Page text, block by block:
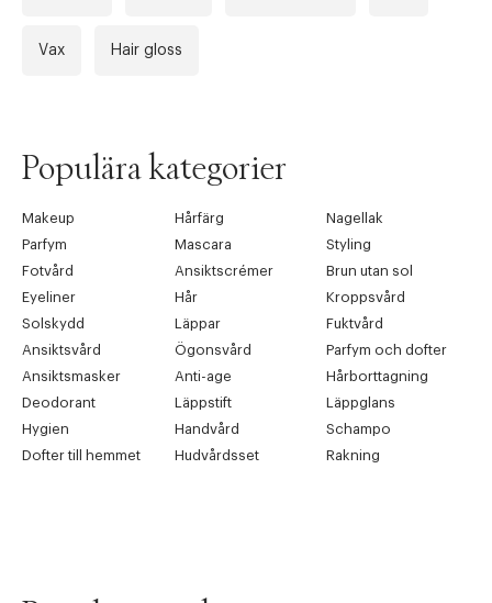
Vax Hair gloss
Populära kategorier
Makeup Hårfärg
Nagellak
Parfym
Mascara
Styling
Fotvård
Ansiktscrémer
Brun utan sol
Eyeliner
Hår
Kroppsvård
Solskydd
Läppar
Fuktvård
Ansiktsvård
Ögonsvård
Parfym och dofter
Ansiktsmasker
Anti-age
Hårborttagning
Deodorant
Läppstift
Läppglans
Hygien
Handvård
Schampo
Dofter till hemmet
Hudvårdsset Rakning